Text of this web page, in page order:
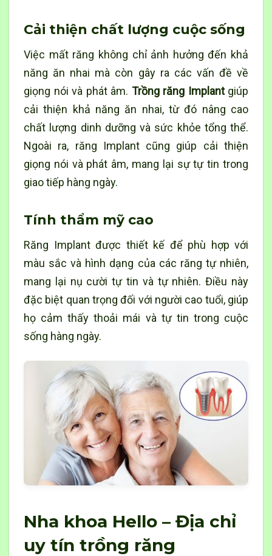
Cải thiện chất lượng cuộc sống
Việc mất răng không chỉ ảnh hưởng đến khả
năng ăn nhai mà còn gây ra các vấn đề về
giọng nói và phát âm. Trồng răng Implant giúp
cải thiện khả năng ăn nhai, từ đó nâng cao
chất lượng dinh dưỡng và sức khỏe tổng thể.
Ngoài ra, răng Implant cũng giúp cải thiện
giọng nói và phát âm, mang lại sự tự tin trong
giao tiếp hàng ngày.
Tính thẩm mỹ cao
Răng Implant được thiết kế để phù hợp với
màu sắc và hình dạng của các răng tự nhiên,
mang lại nụ cười tự tin và tự nhiên. Điều này
đặc biệt quan trọng đối với người cao tuổi, giúp
họ cảm thấy thoải mái và tự tin trong cuộc
sống hàng ngày.
Nha khoa Hello – Địa chỉ
uy tín trồng răng